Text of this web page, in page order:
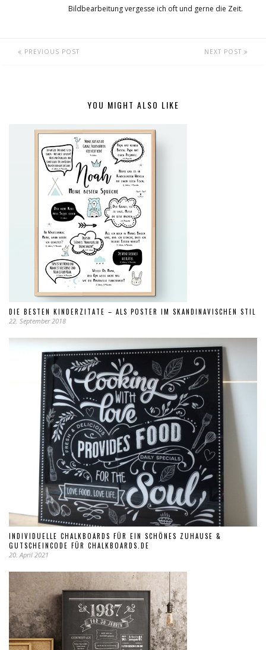
Bildbearbeitung vergesse ich oft und gerne die Zeit.
PREVIOUS POST NEXT POST
YOU MIGHT ALSO LIKE
DIE BESTEN KINDERZITATE – ALS POSTER IM SKANDINAVISCHEN STIL
22. September 2018
INDIVIDUELLE CHALKBOARDS FÜR EIN SCHÖNES ZUHAUSE &
GUTSCHEINCODE FÜR CHALKBOARDS.DE
20. April 2021